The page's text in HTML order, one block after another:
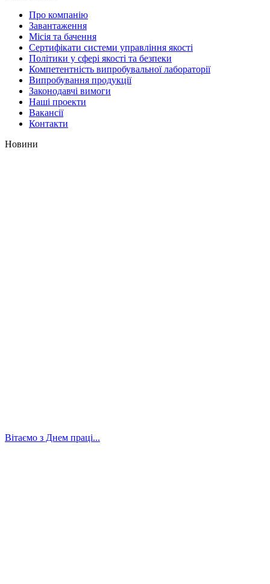
Про компанію
Завантаження
Місія та бачення
Сертифікати системи управління якості
Політики у сфері якості та безпеки
Компетентність випробувальної лабораторії
Випробування продукції
Законодавчі вимоги
Наші проекти
Вакансії
Контакти
Новини
Вітаємо з Днем праці...